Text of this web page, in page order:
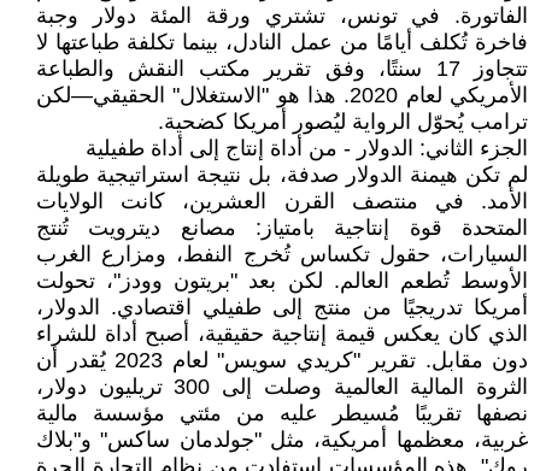
الفاتورة. في تونس، تشتري ورقة المئة دولار وجبة
فاخرة تُكلف أيامًا من عمل النادل، بينما تكلفة طباعتها لا
تتجاوز 17 سنتًا، وفق تقرير مكتب النقش والطباعة
الأمريكي لعام 2020. هذا هو "الاستغلال" الحقيقي—لكن
ترامب يُحوّل الرواية ليُصور أمريكا كضحية.
الجزء الثاني: الدولار - من أداة إنتاج إلى أداة طفيلية
لم تكن هيمنة الدولار صدفة، بل نتيجة استراتيجية طويلة
الأمد. في منتصف القرن العشرين، كانت الولايات
المتحدة قوة إنتاجية بامتياز: مصانع ديترويت تُنتج
السيارات، حقول تكساس تُخرج النفط، ومزارع الغرب
الأوسط تُطعم العالم. لكن بعد "بريتون وودز"، تحولت
أمريكا تدريجيًا من منتج إلى طفيلي اقتصادي. الدولار،
الذي كان يعكس قيمة إنتاجية حقيقية، أصبح أداة للشراء
دون مقابل. تقرير "كريدي سويس" لعام 2023 يُقدر أن
الثروة المالية العالمية وصلت إلى 300 تريليون دولار،
نصفها تقريبًا مُسيطر عليه من مئتي مؤسسة مالية
غربية، معظمها أمريكية، مثل "جولدمان ساكس" و"بلاك